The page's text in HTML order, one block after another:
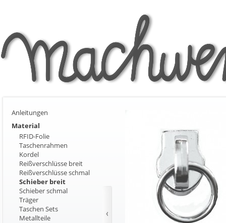
Anleitungen
Material
RFID-Folie
Taschenrahmen
Kordel
Reißverschlüsse breit
Reißverschlüsse schmal
Schieber breit
Schieber schmal
Träger
Taschen Sets
Metallteile